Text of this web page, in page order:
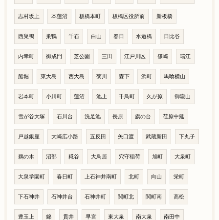
志村坂上 本蓮沼 板橋本町 板橋区役所前 新板橋
西巣鴨 巣鴨 千石 白山 春日 水道橋 日比谷
内幸町 御成門 芝公園 三田 江戸川区 篠崎 瑞江
船堀 東大島 西大島 菊川 森下 浜町 馬喰横山
岩本町 小川町 蓮沼 池上 千鳥町 久が原 御嶽山
雪が谷大塚 石川台 洗足池 長原 旗の台 荏原中延
戸越銀座 大崎広小路 五反田 矢口渡 武蔵新田 下丸子
鵜の木 沼部 糀谷 大鳥居 穴守稲荷 旭町 大泉町
大泉学園町 春日町 上石神井南町 北町 向山 栄町
下石神井 石神井台 石神井町 関町北 関町南 高松
豊玉上 錦 貫井 早宮 東大泉 南大泉 南田中